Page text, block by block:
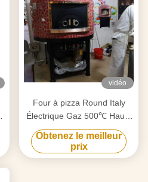
vidéo
Four à pizza Round Italy
Électrique Gaz 500℃ Haute
Température
Obtenez le meilleur
prix